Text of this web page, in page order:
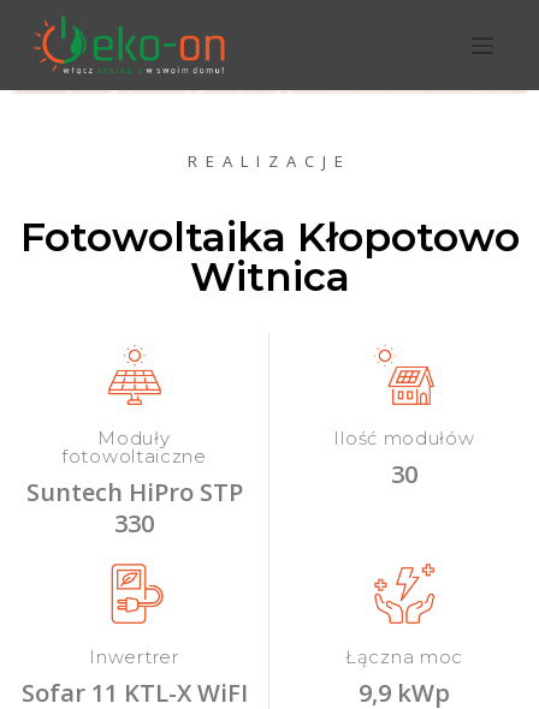
REALIZACJE
Fotowoltaika Kłopotowo
Witnica
Moduły
fotowoltaiczne
Suntech HiPro STP
330
Ilość modułów
30
Inwertrer
Sofar 11 KTL-X WiFI
Łączna moc
9,9 kWp